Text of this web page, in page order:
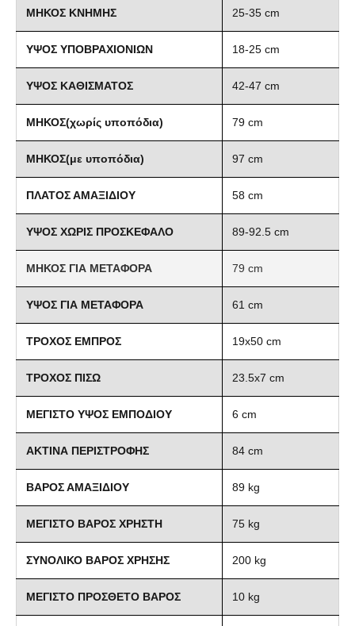
ΜΗΚΟΣ ΚΝΗΜΗΣ 25-35 cm
ΥΨΟΣ ΥΠΟΒΡΑΧΙΟΝΙΩΝ 18-25 cm
ΥΨΟΣ ΚΑΘΙΣΜΑΤΟΣ 42-47 cm
ΜΗΚΟΣ(χωρίς υποπόδια) 79 cm
ΜΗΚΟΣ(με υποπόδια) 97 cm
ΠΛΑΤΟΣ ΑΜΑΞΙΔΙΟΥ 58 cm
ΥΨΟΣ ΧΩΡΙΣ ΠΡΟΣΚΕΦΑΛΟ 89-92.5 cm
ΜΗΚΟΣ ΓΙΑ ΜΕΤΑΦΟΡΑ 79 cm
ΥΨΟΣ ΓΙΑ ΜΕΤΑΦΟΡΑ 61 cm
ΤΡΟΧΟΣ ΕΜΠΡΟΣ 19x50 cm
ΤΡΟΧΟΣ ΠΙΣΩ 23.5x7 cm
ΜΕΓΙΣΤΟ ΥΨΟΣ ΕΜΠΟΔΙΟΥ 6 cm
ΑΚΤΙΝΑ ΠΕΡΙΣΤΡΟΦΗΣ 84 cm
ΒΑΡΟΣ ΑΜΑΞΙΔΙΟΥ 89 kg
ΜΕΓΙΣΤΟ ΒΑΡΟΣ ΧΡΗΣΤΗ 75 kg
ΣΥΝΟΛΙΚΟ ΒΑΡΟΣ ΧΡΗΣΗΣ 200 kg
ΜΕΓΙΣΤΟ ΠΡΟΣΘΕΤΟ ΒΑΡΟΣ 10 kg